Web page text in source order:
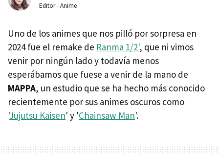
Editor - Anime
Uno de los animes que nos pilló por sorpresa en
2024 fue el remake de Ranma 1/2', que ni vimos
venir por ningún lado y todavía menos
esperábamos que fuese a venir de la mano de
MAPPA, un estudio que se ha hecho más conocido
recientemente por sus animes oscuros como
'Jujutsu Kaisen' y 'Chainsaw Man'.